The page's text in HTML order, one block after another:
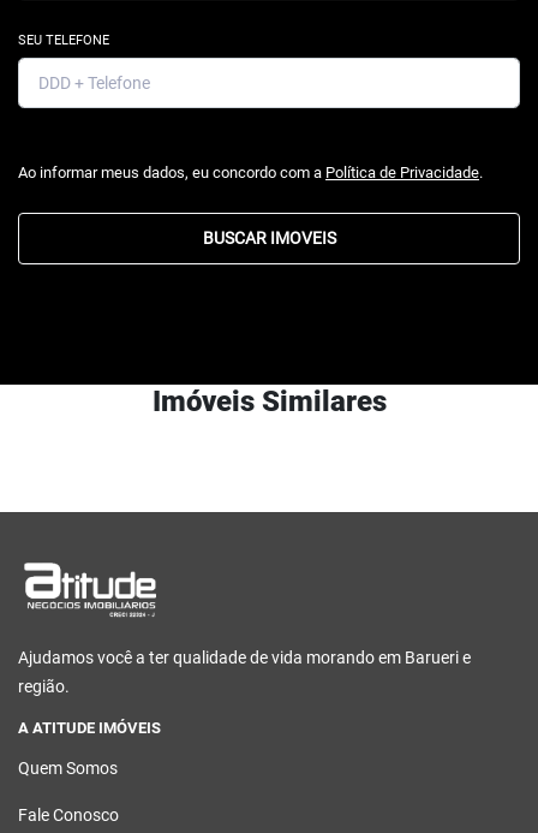
SEU TELEFONE
Ao informar meus dados, eu concordo com a Política de Privacidade.
BUSCAR IMOVEIS
Imóveis Similares
Ajudamos você a ter qualidade de vida morando em Barueri e
região.
A ATITUDE IMÓVEIS
Quem Somos
Fale Conosco